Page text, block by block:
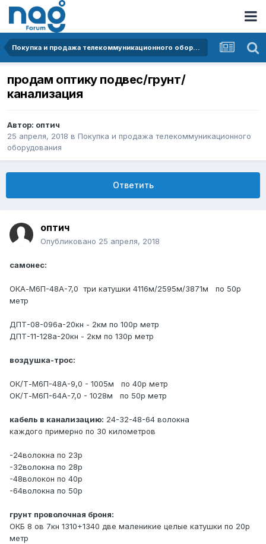
Покупка и продажа телекоммуникационного оборудования
продам оптику подвес/грунт/
канализация
Автор: оптич
25 апреля, 2018 в Покупка и продажа телекоммуникационного
оборудования
Ответить
оптич
Опубликовано 25 апреля, 2018
самонес:
ОКА-М6П-48А-7,0 три катушки 4116м/2595м/3871м по 50р
метр
ДПТ-08-096а-20кн - 2км по 100р метр
ДПТ-11-128а-20кн - 2км по 130р метр
воздушка-трос:
ОК/Т-М6П-48А-9,0 - 1005м по 40р метр
ОК/Т-М6П-64А-7,0 - 1028м по 50р метр
кабель в канализацию: 24-32-48-64 волокна
каждого примерно по 30 километров
-24волокна по 23р
-32волокна по 28р
-48волокон по 40р
-64волокна по 50р
грунт проволочная броня:
ОКБ 8 ов 7кн 1310+1340 две маленикие целые катушки по 20р
метр